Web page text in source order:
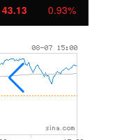
北证50